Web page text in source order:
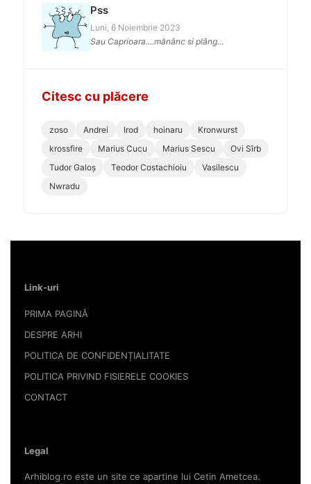
Pss
Luni, 6 Noiembrie 2023
Sau Caprioara....mănânc si plâng...
Citesc cu plăcere
zoso Andrei Irod hoinaru
Kronwurst
krossfire
Marius Cucu Marius Sescu
Ovi Sîrb
Tudor Galoș
Teodor Costachioiu
Vasilescu
Nwradu
Link-uri
PRIMA PAGINĂ
DESPRE ARHI
POLITICA DE CONFIDENȚIALITATE
POLITICA PRIVIND FISIERELE COOKIES
CONTACT
Legal
Arhiblog.ro este un site ce apartine lui Cetin Ametcea.